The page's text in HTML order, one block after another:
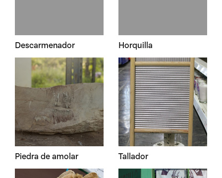
Descarmenador Horquilla
Piedra de amolar Tallador